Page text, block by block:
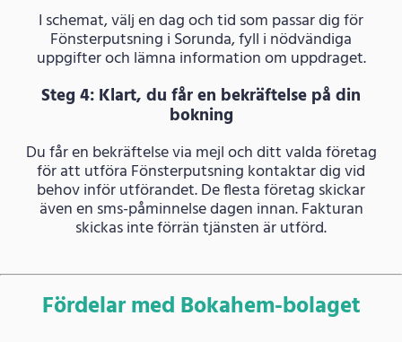
I schemat, välj en dag och tid som passar dig för
Fönsterputsning i Sorunda, fyll i nödvändiga
uppgifter och lämna information om uppdraget.
Steg 4: Klart, du får en bekräftelse på din
bokning
Du får en bekräftelse via mejl och ditt valda företag
för att utföra Fönsterputsning kontaktar dig vid
behov inför utförandet. De flesta företag skickar
även en sms-påminnelse dagen innan. Fakturan
skickas inte förrän tjänsten är utförd.
Fördelar med Bokahem-bolaget